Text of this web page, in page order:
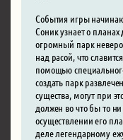
События игры
Соник узнает о планах
огромный парк
над расой, что
помощью
создать парк
существа, могут при
должен во что бы то
осуществлении его
деле легендарному